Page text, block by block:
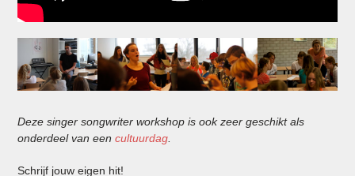
Deze singer songwriter workshop is ook zeer geschikt als
onderdeel van eencultuurdag
Schrijf jouw eigen hit!